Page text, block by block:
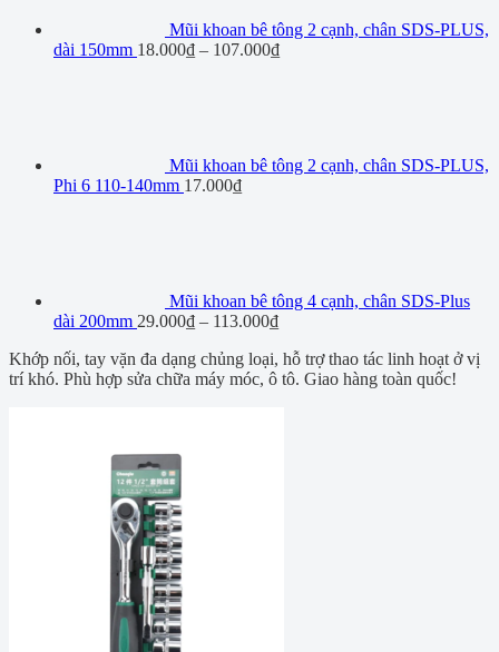
Mũi khoan bê tông 2 cạnh, chân SDS-PLUS,
dài 150mm 18.000₫ – 107.000₫
Mũi khoan bê tông 2 cạnh, chân SDS-PLUS,
Phi 6 110-140mm 17.000₫
Mũi khoan bê tông 4 cạnh, chân SDS-Plus
dài 200mm 29.000₫ – 113.000₫
Khớp nối, tay vặn đa dạng chủng loại, hỗ trợ thao tác linh hoạt ở vị
trí khó. Phù hợp sửa chữa máy móc, ô tô. Giao hàng toàn quốc!